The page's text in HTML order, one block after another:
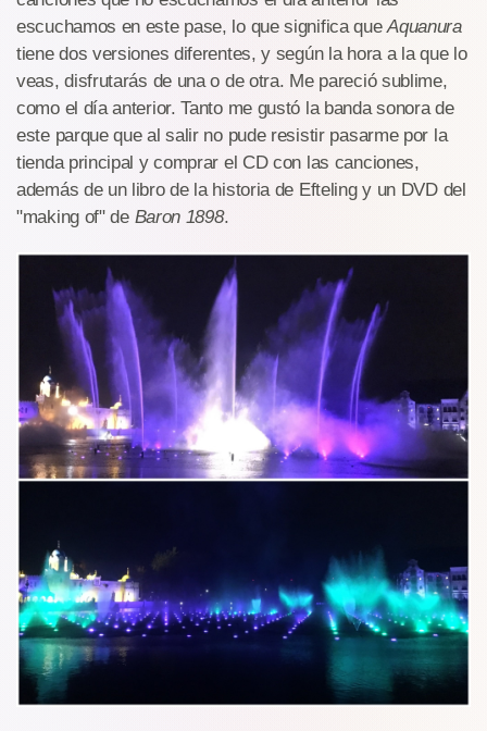
escuchamos en este pase, lo que significa queAquanura
tiene dos versiones diferentes, y según la hora a la que lo
veas, disfrutarás de una o de otra. Me pareció sublime,
como el día anterior. Tanto me gustó la banda sonora de
este parque que al salir no pude resistir pasarme por la
tienda principal y comprar el CD con las canciones,
además de un libro de la historia de Efteling y un DVD del
"making of" de Baron 1898.